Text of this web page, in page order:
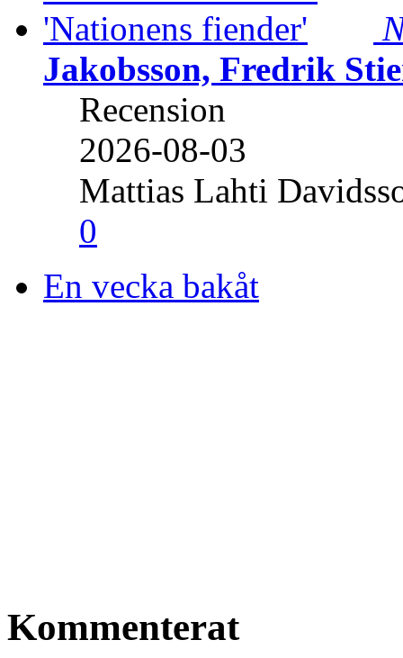
Jakobsson, Fredrik
Recension
2026-08-03
Mattias Lahti
0
En vecka bakåt
Kommenterat